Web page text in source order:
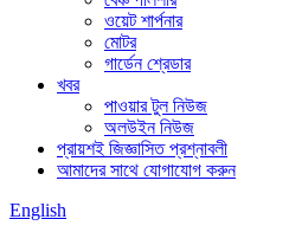
ওয়েট শার্পনার
মোটর
গার্ডেন শ্রেডার
খবর
পাওয়ার টুল নিউজ
অলউইন নিউজ
প্রায়শই জিজ্ঞাসিত প্রশ্নাবলী
আমাদের সাথে যোগাযোগ করুন
English